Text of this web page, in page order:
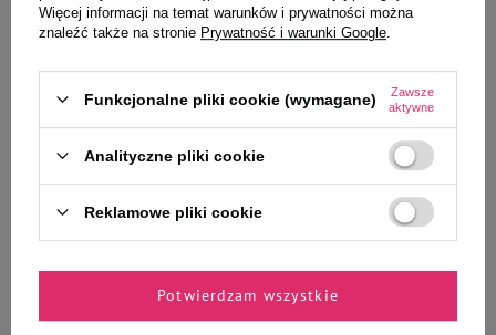
23,99 zł
- +
Do koszyka
25,99 zł 649,75 zł / kg
Do koszyka
Więcej informacji na temat warunków i prywatności można
znaleźć także na stronie Prywatność i warunki Google
Funkcjonalne pliki cookie (wymagane)
Zawsze
aktywne
Analityczne pliki cookie
Reklamowe pliki cookie
Potwierdzam wszystkie